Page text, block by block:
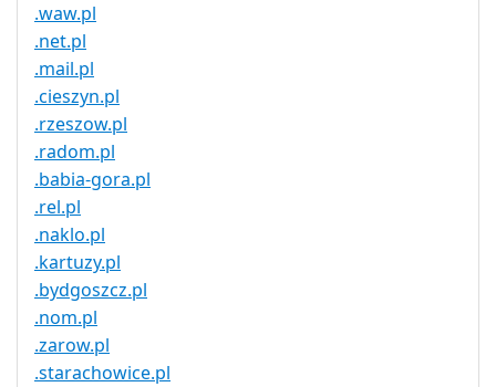
.waw.pl
.net.pl
.mail.pl
.cieszyn.pl
.rzeszow.pl
.radom.pl
.babia-gora.pl
.rel.pl
.naklo.pl
.kartuzy.pl
.bydgoszcz.pl
.nom.pl
.zarow.pl
.starachowice.pl